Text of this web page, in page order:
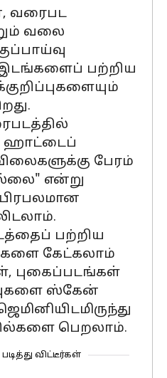
வரைபட
வலை
பற்றிய
ஹாட்டைப்
பேரம்
என்று
பற்றிய
கேட்கலாம்
புகைப்படங்கள்
ஸ்கேன்
பெறலாம்.
விட்டீர்கள்